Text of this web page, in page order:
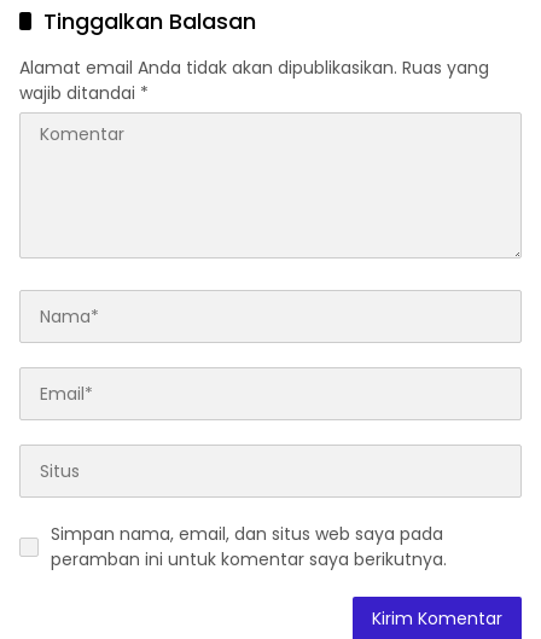
Tinggalkan Balasan
Alamat email Anda tidak akan dipublikasikan. Ruas yang
wajib ditandai *
Simpan nama, email, dan situs web saya pada
peramban ini untuk komentar saya berikutnya.